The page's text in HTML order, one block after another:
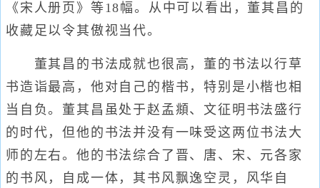
《宋人册页》等18幅。从中可以看出，董其昌的
收藏足以令其傲视当代。
董其昌的书法成就也很高，董的书法以行草
书造诣最高，他对自己的楷书，特别是小楷也相
当自负。董其昌虽处于赵孟頫、文征明书法盛行
的时代，但他的书法并没有一味受这两位书法大
师的左右。他的书法综合了晋、唐、宋、元各家
的书风，自成一体，其书风飘逸空灵，风华自